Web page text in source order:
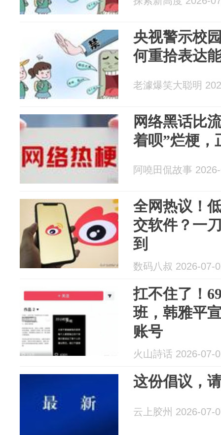
央视警示校
何重拾表达
老澽爆笑大聪明
网络黑话比
着呗”烂梗，
阿嘵田侃故事
全网热议！
交软件？一
到
数码八叔 2026-07-
扛不住了！
班，韩雅平
账号
火山詩话 2026-07-
这份倡议，
云上胶州 2026-07-